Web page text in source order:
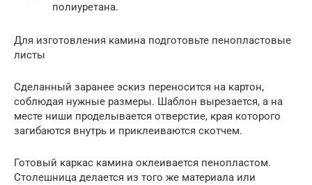
полиуретана.
Для изготовления камина подготовьте пенопластовые
листы
Сделанный заранее эскиз переносится на картон,
соблюдая нужные размеры. Шаблон вырезается, а на
месте ниши проделывается отверстие, края которого
загибаются внутрь и приклеиваются скотчем.
Готовый каркас камина оклеивается пенопластом.
Столешница делается из того же материала или